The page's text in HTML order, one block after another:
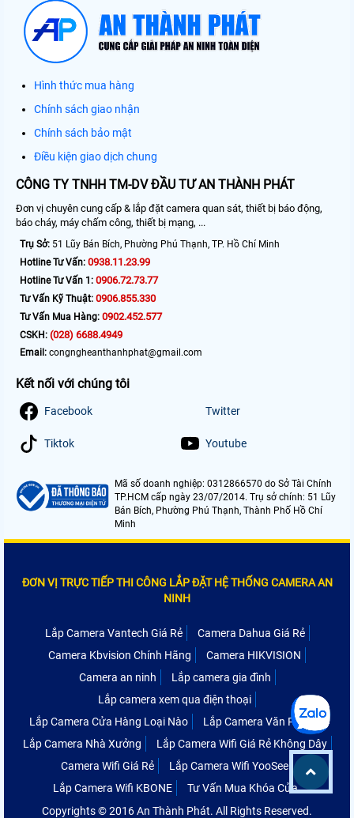
Hình thức mua hàng
Chính sách giao nhận
Chính sách bảo mật
Điều kiện giao dịch chung
CÔNG TY TNHH TM-DV ĐẦU TƯ AN THÀNH PHÁT
Đơn vị chuyên cung cấp & lắp đặt camera quan sát, thiết bị báo động,
báo cháy, máy chấm công, thiết bị mạng, ...
Trụ Sở: 51 Lũy Bán Bích, Phường Phú Thạnh, TP. Hồ Chí Minh
Hotline Tư Vấn: 0938.11.23.99
Hotline Tư Vấn 1: 0906.72.73.77
Tư Vấn Kỹ Thuật: 0906.855.330
Tư Vấn Mua Hàng: 0902.452.577
CSKH: (028) 6688.4949
Email: congngheanthanhphat@gmail.com
Kết nối với chúng tôi
Facebook Twitter
Tiktok Youtube
Mã số doanh nghiệp: 0312866570 do Sở Tài Chính
TP.HCM cấp ngày 23/07/2014. Trụ sở chính: 51 Lũy
Bán Bích, Phường Phú Thạnh, Thành Phố Hồ Chí
Minh
ĐƠN VỊ TRỰC TIẾP THI CÔNG LẮP ĐẶT HỆ THỐNG CAMERA AN
NINH
Lắp Camera Vantech Giá Rẻ
Camera Dahua Giá Rẻ
Camera Kbvision Chính Hãng
Camera HIKVISION
Camera an ninh
Lắp camera gia đình
Lắp camera xem qua điện thoại
Lắp Camera Cửa Hàng Loại Nào
Lắp Camera Văn Phòng
Lắp Camera Nhà Xưởng
Lắp Camera Wifi Giá Rẻ Không Dây
Camera Wifi Giá Rẻ
Lắp Camera Wifi YooSee
Lắp Camera Wifi KBONE
Tư Vấn Mua Khóa Cửa
Copyrights © 2016 An Thành Phát. All Rights Reserved.